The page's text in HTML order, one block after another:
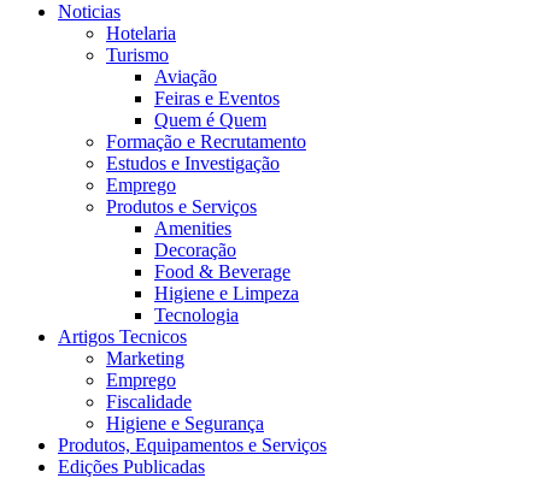
Noticias
Hotelaria
Turismo
Aviação
Feiras e Eventos
Quem é Quem
Formação e Recrutamento
Estudos e Investigação
Emprego
Produtos e Serviços
Amenities
Decoração
Food & Beverage
Higiene e Limpeza
Tecnologia
Artigos Tecnicos
Marketing
Emprego
Fiscalidade
Higiene e Segurança
Produtos, Equipamentos e Serviços
Edições Publicadas